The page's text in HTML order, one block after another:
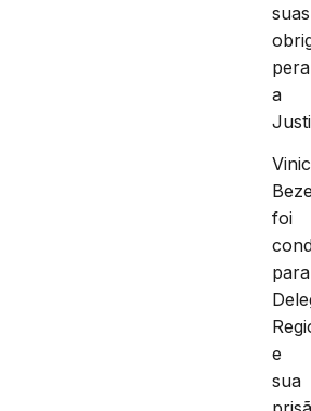
suas
a
foi
para
e
sua